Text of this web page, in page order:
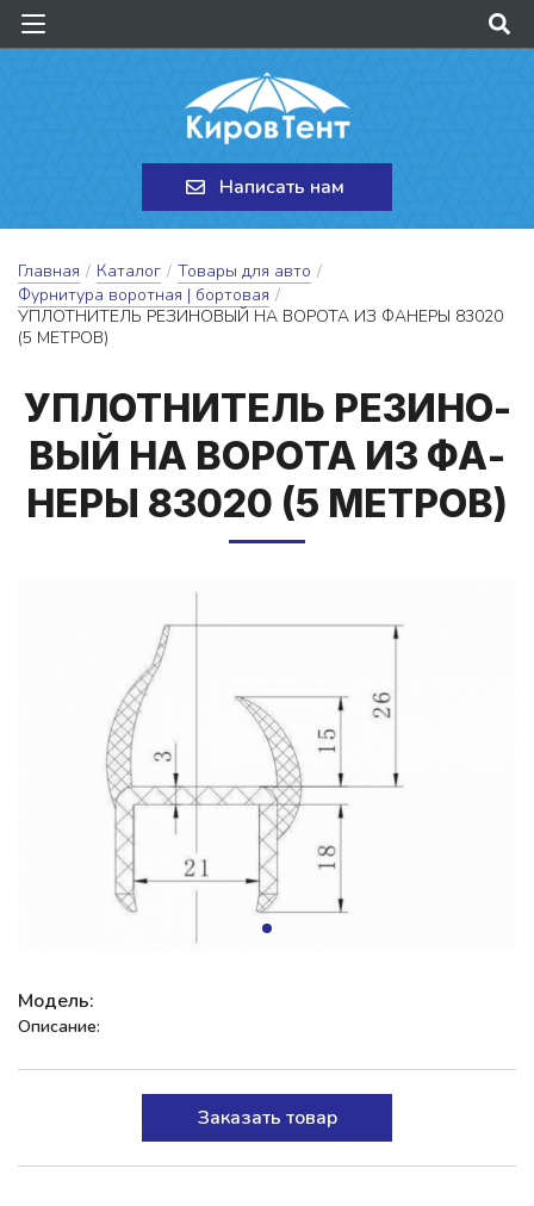
Написать нам
Главная / Каталог / Товары для авто /
Фурнитура воротная | бортовая /
УПЛОТНИТЕЛЬ РЕЗИНОВЫЙ НА ВОРОТА ИЗ ФАНЕРЫ 83020
(5 МЕТРОВ)
УП­ЛОТНИ­ТЕЛЬ РЕ­ЗИ­НО­
ВЫЙ НА ВО­РО­ТА ИЗ ФА­
НЕ­РЫ 83020 (5 МЕТ­РОВ)
Модель:
Описание:
Заказать товар